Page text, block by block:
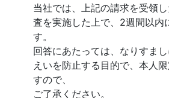
当社では、上記の請求を受領
査を実施した上で、2週間以内
す。
回答にあたっては、なりすま
えいを防止する目的で、本人
すので、
ご了承ください。